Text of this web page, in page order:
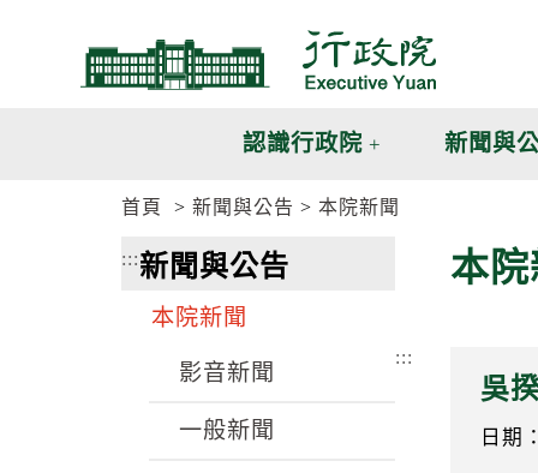
認識行政院 新聞與
首頁 新聞與公告 本院新聞
:::新聞與公告
本院新聞
影音新聞
一般新聞
本院
:::
吳
日期